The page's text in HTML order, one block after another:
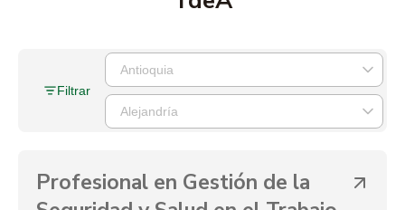
Filtrar
Profesional en Gestión de la